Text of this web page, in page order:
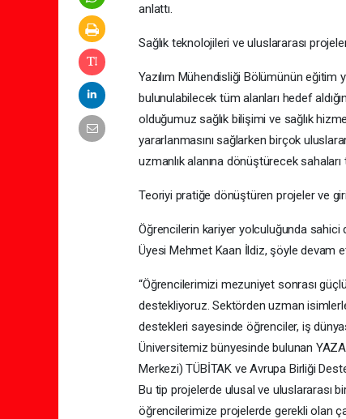
anlattı.
Sağlık teknolojileri ve uluslararası
Yazılım Mühendisliği Bölümünün
bulunulabilecek tüm alanları hedef
olduğumuz sağlık bilişimi ve sağlık
yararlanmasını sağlarken birçok
uzmanlık alanına dönüştürecek sahaları
Teoriyi pratiğe dönüştüren projeler ve
Öğrencilerin kariyer yolculuğunda sahici
Üyesi Mehmet Kaan İldiz, şöyle devam
“Öğrencilerimizi mezuniyet sonrası
destekliyoruz. Sektörden uzman
destekleri sayesinde öğrenciler, iş
Üniversitemiz bünyesinde bulunan
Merkezi) TÜBİTAK ve Avrupa Birliği
Bu tip projelerde ulusal ve uluslararası
öğrencilerimize projelerde gerekli olan